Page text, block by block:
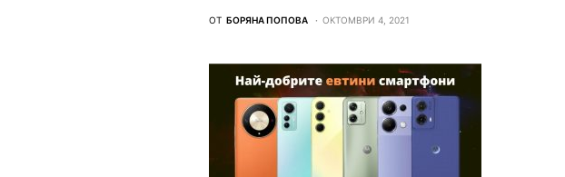
ОТ БОРЯНА ПОПОВА ОКТОМВРИ 4, 2021